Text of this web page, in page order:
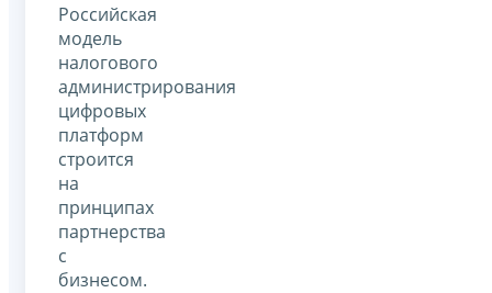
Российская
модель
налогового
администрирования
цифровых
платформ
строится
на
принципах
партнерства
с
бизнесом.